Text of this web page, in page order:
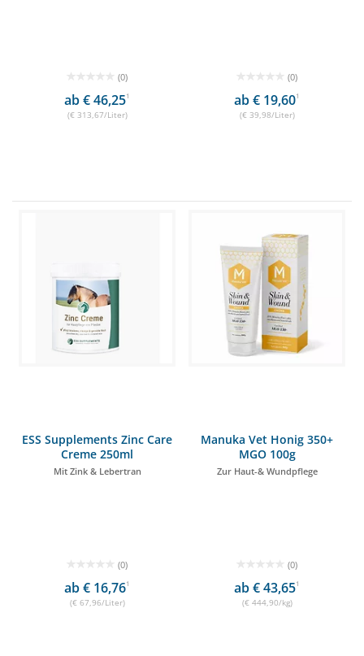
(0)
ab € 46,251
(€ 313,67/Liter)
(0)
ab € 19,601
(€ 39,98/Liter)
ESS Supplements Zinc Care
Creme 250ml
Mit Zink & Lebertran
(0)
ab € 16,761
(€ 67,96/Liter)
Manuka Vet Honig 350+
MGO 100g
Zur Haut-& Wundpflege
(0)
ab € 43,651
(€ 444,90/kg)